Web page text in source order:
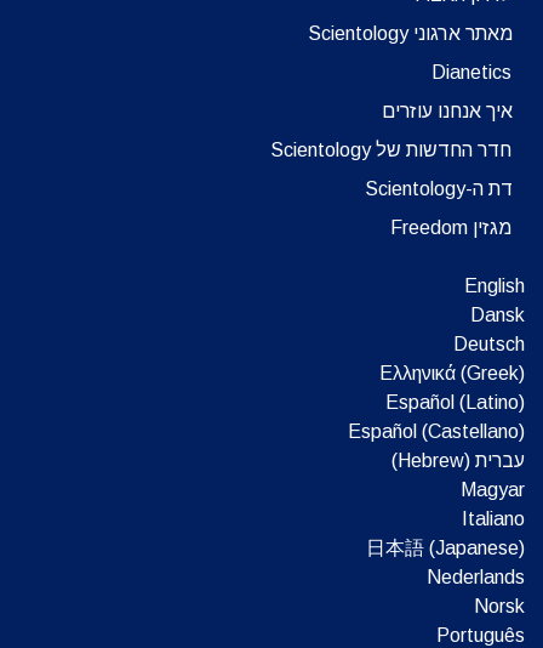
מאתר ארגוני Scientology
Dianetics
איך אנחנו עוזרים
חדר החדשות של Scientology
דת ה-Scientology
מגזין Freedom
English
Dansk
Deutsch
Ελληνικά (Greek)
Español (Latino)
Español (Castellano)
עברית (Hebrew)‏
Magyar
Italiano
日本語 (Japanese)
Nederlands
Norsk
Português